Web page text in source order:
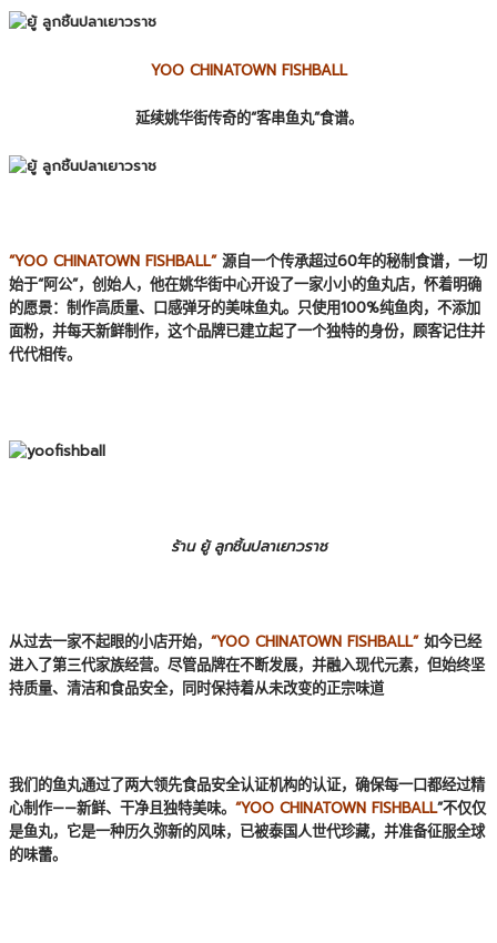
YOO CHINATOWN FISHBALL
延续姚华街传奇的“客串鱼丸”食谱。
“YOO CHINATOWN FISHBALL”源自一个传承超过60年的秘制食谱，一切
始于“阿公”，创始人，他在姚华街中心开设了一家小小的鱼丸店，怀着明确
的愿景：制作高质量、口感弹牙的美味鱼丸。只使用100%纯鱼肉，不添加
面粉，并每天新鲜制作，这个品牌已建立起了一个独特的身份，顾客记住并
代代相传。
ร้าน ยู้ ลูกชิ้นปลาเยาวราช
从过去一家不起眼的小店开始， “YOO CHINATOWN FISHBALL” 如今已经
进入了第三代家族经营。尽管品牌在不断发展，并融入现代元素，但始终坚
持质量、清洁和食品安全，同时保持着从未改变的正宗味道
我们的鱼丸通过了两大领先食品安全认证机构的认证，确保每一口都经过精
心制作——新鲜、干净且独特美味。 “YOO CHINATOWN FISHBALL”不仅仅
是鱼丸，它是一种历久弥新的风味，已被泰国人世代珍藏，并准备征服全球
的味蕾。